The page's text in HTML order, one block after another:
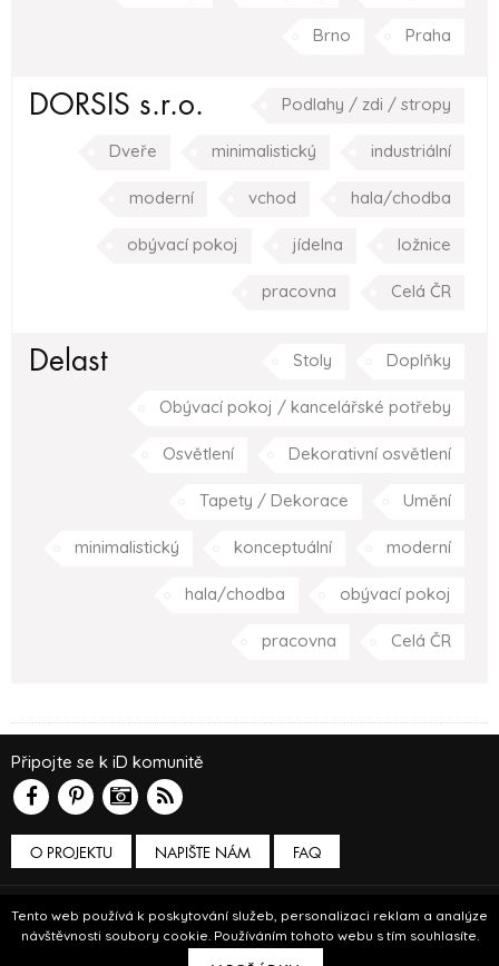
Tento web používá k poskytování služeb, personalizaci reklam a analýze
návštěvnosti soubory cookie. Používáním tohoto webu s tím souhlasíte.
Brno Praha
DORSIS s.r.o. Podlahy / zdi / stropy
Dveře minimalistický industriální
moderní vchod hala/chodba
obývací pokoj jídelna ložnice
pracovna Celá ČR
Delast Stoly Doplňky
Obývací pokoj / kancelářské potřeby
Osvětlení Dekorativní osvětlení
Tapety / Dekorace Umění
minimalistický konceptuální moderní
hala/chodba obývací pokoj
pracovna Celá ČR
O PROJEKTU NAPIŠTE NÁM
Připojte se k iD komunitě
FAQ
Podmínky používání
© Insidecor 2013-2019.